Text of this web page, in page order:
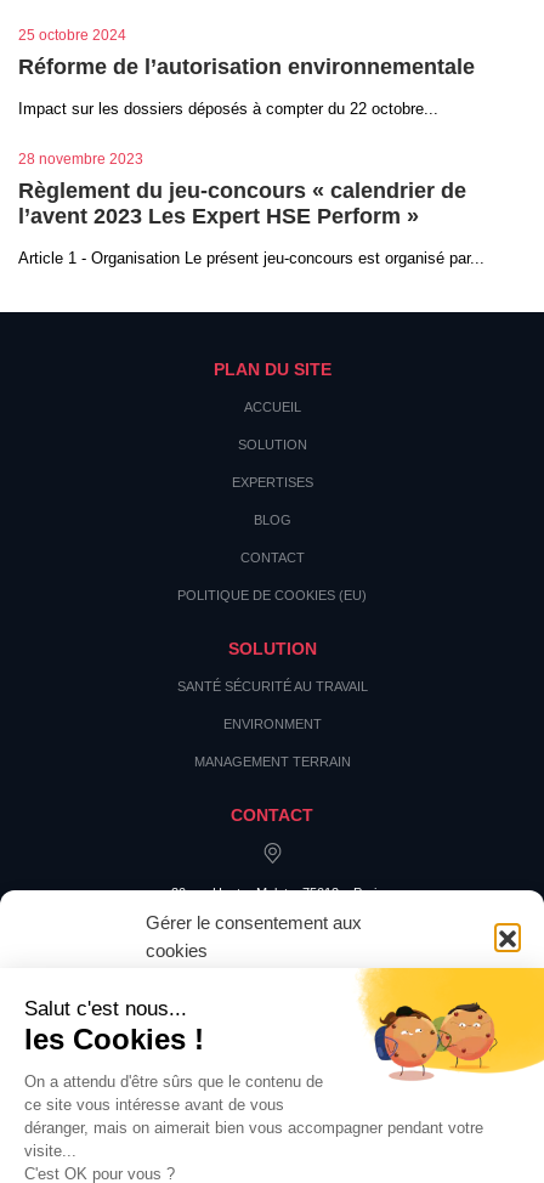
Gérer le consentement aux
cookies
Pour offrir les meilleures expériences, nous utilisons des technologies
telles que les cookies pour stocker et/ou accéder aux informations des
appareils. Le fait de consentir à ces technologies nous permettra de traiter
des données telles que le comportement de navigation ou les ID uniques
sur ce site. Le fait de ne pas consentir ou de retirer son consentement peut
avoir un effet négatif sur certaines caractéristiques et fonctions.
25 octobre 2024
Réforme de l’autorisation environnementale
Impact sur les dossiers déposés à compter du 22 octobre...
28 novembre 2023
Règlement du jeu-concours « calendrier de
l’avent 2023 Les Expert HSE Perform »
Article 1 - Organisation Le présent jeu-concours est organisé par...
PLAN DU SITE
ACCUEIL
SOLUTION
EXPERTISES
BLOG
CONTACT
POLITIQUE DE COOKIES (EU)
SOLUTION
SANTÉ SÉCURITÉ AU TRAVAIL
ENVIRONMENT
MANAGEMENT TERRAIN
CONTACT
20 rue Hector Malot – 75012 – Paris